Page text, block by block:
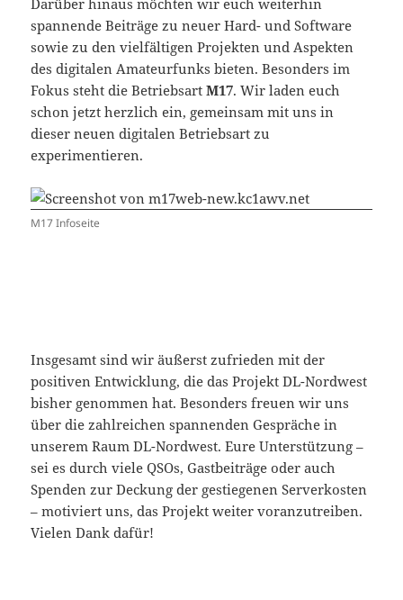
spannende Beiträge zu neuer Hard- und Software
sowie zu den vielfältigen Projekten und Aspekten
des digitalen Amateurfunks bieten. Besonders im
Fokus steht die BetriebsartM17. Wir laden euch
schon jetzt herzlich ein, gemeinsam mit uns in
dieser neuen digitalen Betriebsart zu
experimentieren.
M17 Infoseite
Insgesamt sind wir äußerst zufrieden mit der
positiven Entwicklung, die das Projekt DL-Nordwest
bisher genommen hat. Besonders freuen wir uns
über die zahlreichen spannenden Gespräche in
unserem Raum DL-Nordwest. Eure Unterstützung –
sei es durch viele QSOs, Gastbeiträge oder auch
Spenden zur Deckung der gestiegenen Serverkosten
– motiviert uns, das Projekt weiter voranzutreiben.
Vielen Dank dafür!